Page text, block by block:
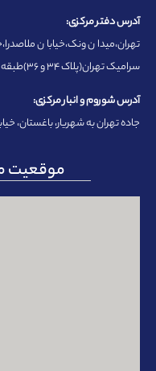
آدرس دفتر مرکزی:
تهران،میدان ونک،خیابان
سرامیک تهران(پلاک ۳۴ و ۳۶)طبقه اول اداری واحد ۲
آدرس شوروم و انبار مرکزی:
جاده تهران به شهریار، باغستان، خیابان ۱۵ متری سبلان،نبش وحید ۳
موقعیت